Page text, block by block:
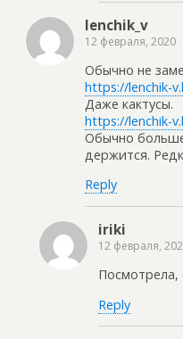
lenchik_v
12 февраля, 2020
Обычно не
https://lenchik-
Даже кактусы.
https://lenchik-
Обычно
держится.
Reply
iriki
12 февраля,
Посмотрела,
Reply